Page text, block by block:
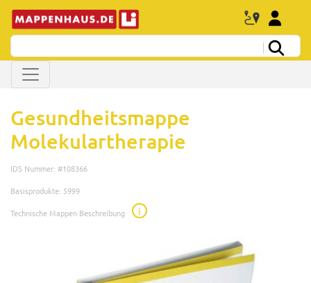
Gesundheitsmappe
Molekulartherapie
IDS Nummer: #108366
Basisprodukte: 5999
Technische Mappen Beschreibung
i